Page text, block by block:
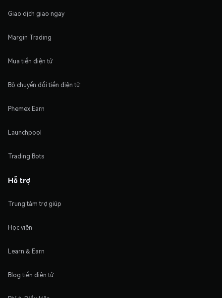
Giao dịch giao ngay
Margin Trading
Mua tiền điện tử
Bộ chuyển đổi tiền điện tử
Phemex Earn
Launchpool
Trading Bots
Hỗ trợ
Trung tâm trợ giúp
Học viện
Learn & Earn
Blog tiền điện tử